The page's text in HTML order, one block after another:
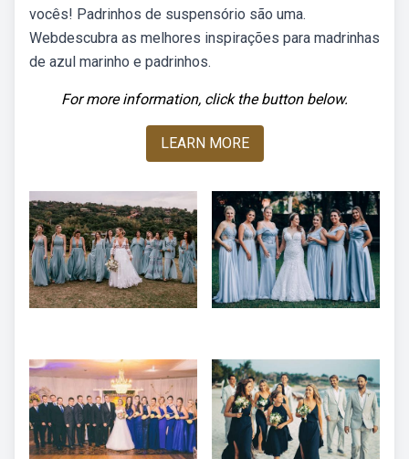
vocês! Padrinhos de suspensório são uma.
Webdescubra as melhores inspirações para madrinhas
de azul marinho e padrinhos.
For more information, click the button below.
LEARN MORE